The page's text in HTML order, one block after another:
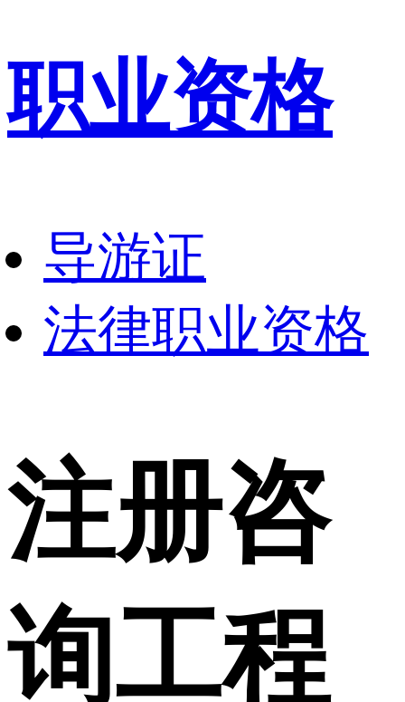
职业资格
导游证
法律职业资格
注册咨
询工程